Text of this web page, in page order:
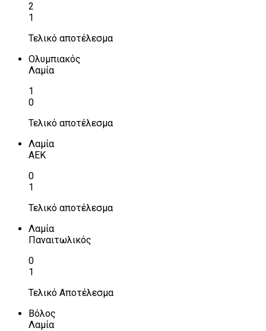
2
1
Τελικό αποτέλεσμα
Ολυμπιακός
Λαμία
1
0
Τελικό αποτέλεσμα
Λαμία
ΑΕΚ
0
1
Τελικό αποτέλεσμα
Λαμία
Παναιτωλικός
0
1
Τελικό Αποτέλεσμα
Βόλος
Λαμία